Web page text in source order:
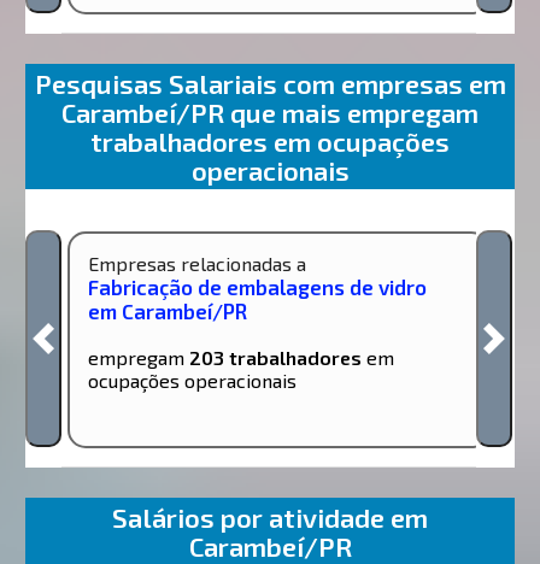
Pesquisas Salariais com empresas em
Carambeí/PR que mais empregam
trabalhadores em ocupações
operacionais
Empresas relacionadas a
Fabricação de embalagens de vidro
em Carambeí/PR
empregam 203 trabalhadores em
ocupações operacionais
Salários por atividade em
Carambeí/PR